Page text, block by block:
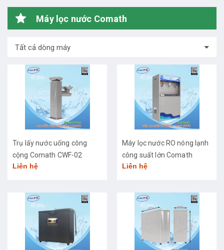
Máy lọc nước Comath
Tất cả dòng máy
Trụ lấy nước uống công
cộng Comath CWF-02
Liên hệ
Máy lọc nước RO nóng lạnh
công suất lớn Comath
CM2681-50
Liên hệ